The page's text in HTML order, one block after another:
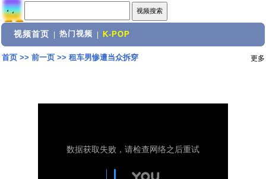
视频首页 热门视频 K-POP
首页>> 前一页>> 租车男惨遭当众拆穿 更多